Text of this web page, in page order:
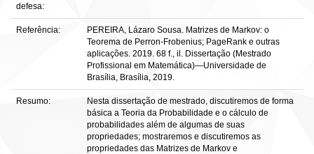
defesa:
Referência:
PEREIRA, Lázaro Sousa. Matrizes de Markov: o
Teorema de Perron-Frobenius; PageRank e outras
aplicações. 2019. 68 f., il. Dissertação (Mestrado
Profissional em Matemática)—Universidade de
Brasília, Brasília, 2019.
Resumo:
Nesta dissertação de mestrado, discutiremos de forma
básica a Teoria da Probabilidade e o cálculo de
probabilidades além de algumas de suas
propriedades; mostraremos e discutiremos as
propriedades das Matrizes de Markov e